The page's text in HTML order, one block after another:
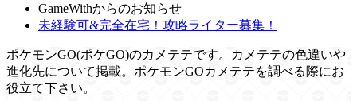
GameWithからのお知らせ
未経験可&完全在宅！攻略ライター募集！
ポケモンGO(ポケGO)のカメテテです。カメテテの色違いや
進化先について掲載。ポケモンGOカメテテを調べる際にお
役立て下さい。